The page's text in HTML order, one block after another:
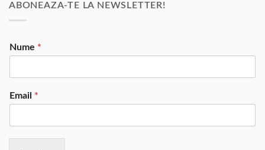
ABONEAZA-TE LA NEWSLETTER!
Nume *
Email *